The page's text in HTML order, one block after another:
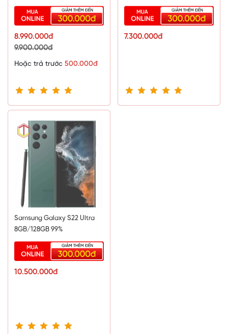
8.990.000đ
9.900.000đ
Hoặc trả trước 500.000đ
7.300.000đ
Samsung Galaxy S22 Ultra
8GB/128GB 99%
10.500.000đ